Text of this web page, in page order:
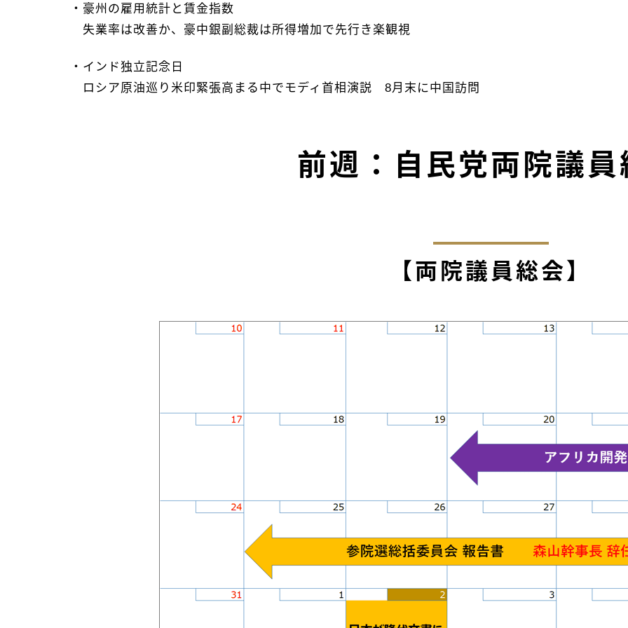
・豪州の雇用統計と賃金指数
失業率は改善か、豪中銀副総裁は所得増加で先行き楽観視
・インド独立記念日
ロシア原油巡り米印緊張高まる中でモディ首相演説 8月末に中国訪問
前週：自民党両院議員
【両院議員総会】